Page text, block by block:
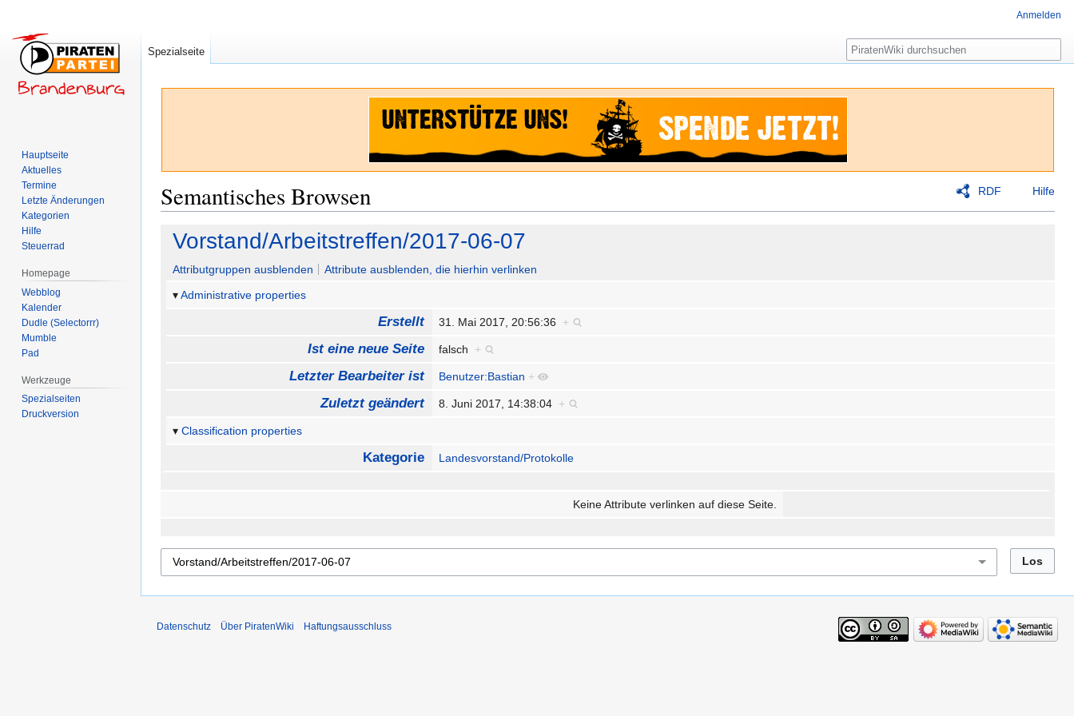
RDF Hilfe
Semantisches Browsen
Zur
Navigation
springen
Zur
Suche
springen
Vorstand/Arbeitstreffen/2017-06-07
Attributgruppen ausblenden
Attribute ausblenden, die hierhin verlinken
Administrative properties
Erstellt 31. Mai 2017, 20:56:36 +
Ist eine neue Seite falsch +
Letzter Bearbeiter ist Benutzer:Bastian +
Zuletzt geändert 8. Juni 2017, 14:38:04 +
Classification properties
Kategorie Landesvorstand/Protokolle
Keine Attribute verlinken auf diese Seite.
Anmelden
Spezialseite Suche
Hauptseite
Aktuelles
Termine
Letzte Änderungen
Kategorien
Hilfe
Steuerrad
Homepage
Webblog
Kalender
Dudle (Selectorrr)
Mumble
Pad
Werkzeuge
Spezialseiten
Druckversion
Datenschutz Über PiratenWiki Haftungsausschluss